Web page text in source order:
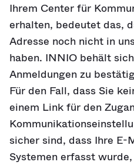
Ihrem Center für
erhalten, bedeutet das,
Adresse noch nicht in
haben. INNIO behält
Anmeldungen zu
Für den Fall, dass Sie
einem Link für den
sicher sind, dass Ihre E-
Systemen erfasst